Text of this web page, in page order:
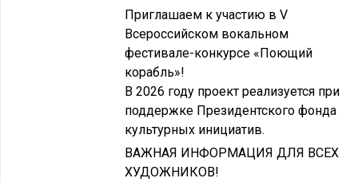
Приглашаем к участию в V
Всероссийском вокальном
фестивале-конкурсе «Поющий
корабль»!
В 2026 году проект реализуется при
поддержке Президентского фонда
культурных инициатив.
ВАЖНАЯ ИНФОРМАЦИЯ ДЛЯ ВСЕХ
ХУДОЖНИКОВ!